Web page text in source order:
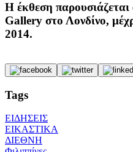
Η έκθεση
Gallery στο Λονδίνο,
2014.
Tags
ΕΙΔΗΣΕΙΣ
ΕΙΚΑΣΤΙΚΑ
ΔΙΕΘΝΗ